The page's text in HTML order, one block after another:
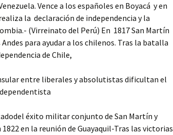
Vence a los españoles en Boyacá y en
la declaración de independencia y la
(Virreinato del Perú) En 1817 San Martín
para ayudar a los chilenos. Tras la batalla
de Chile,
entre liberales y absolutistas dificultan el
éxito militar conjunto de San Martín y
en la reunión de Guayaquil-Tras las victorias